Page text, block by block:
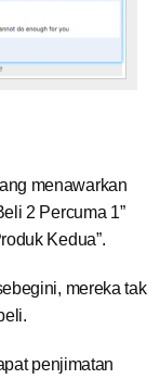
menawarkan
2 Percuma 1”
Kedua”.
mereka tak
penjimatan